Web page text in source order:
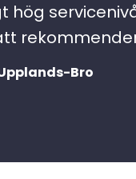
Bro